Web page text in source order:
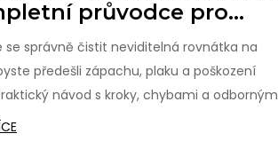
průvodce pro
rovnátka
se správně čistit neviditelná rovnátka na
předešli zápachu, plaku a poškození
návod s kroky, chybami a